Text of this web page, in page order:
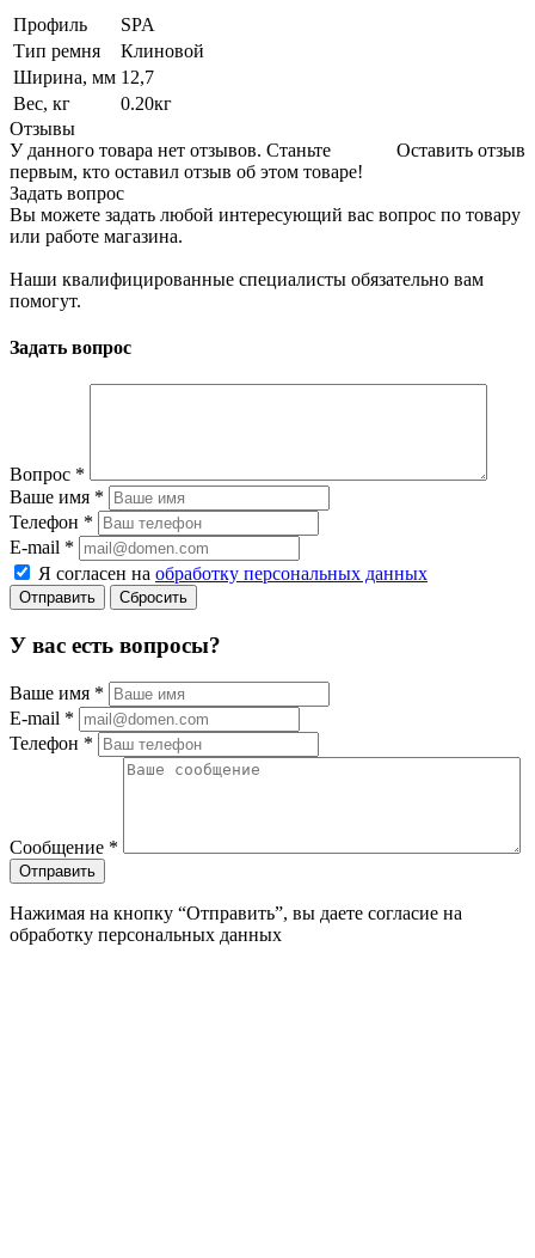
Профиль
SPA
Тип ремня
Клиновой
Ширина, мм 12,7
Вес, кг
0.20кг
Отзывы
Оставить отзыв
У данного товара нет отзывов. Станьте
первым, кто оставил отзыв об этом товаре!
Задать вопрос
Вы можете задать любой интересующий вас вопрос по товару
или работе магазина.
Наши квалифицированные специалисты обязательно вам
помогут.
Задать вопрос
Вопрос *
Ваше имя *
Телефон *
E-mail *
Я согласен на обработку персональных данных
Сбросить
У вас есть вопросы?
Ваше имя *
E-mail *
Телефон *
Сообщение *
Нажимая на кнопку “Отправить”, вы даете согласие на
обработку персональных данных